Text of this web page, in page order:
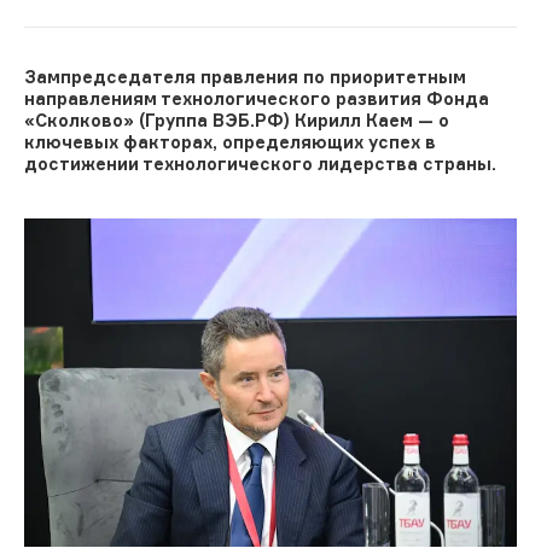
Зампредседателя правления по приоритетным
направлениям технологического развития Фонда
«Сколково» (Группа ВЭБ.РФ) Кирилл Каем — о
ключевых факторах, определяющих успех в
достижении технологического лидерства страны.